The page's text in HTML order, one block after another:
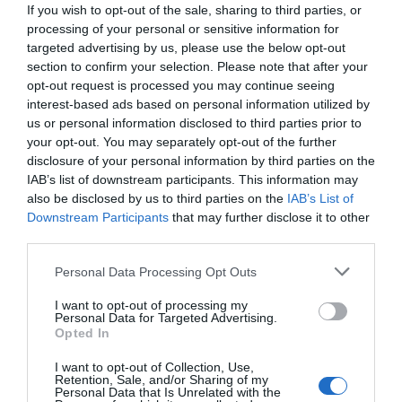
If you wish to opt-out of the sale, sharing to third parties, or
processing of your personal or sensitive information for
targeted advertising by us, please use the below opt-out
section to confirm your selection. Please note that after your
opt-out request is processed you may continue seeing
interest-based ads based on personal information utilized by
us or personal information disclosed to third parties prior to
your opt-out. You may separately opt-out of the further
disclosure of your personal information by third parties on the
IAB’s list of downstream participants. This information may
also be disclosed by us to third parties on the IAB’s List of
Downstream Participants that may further disclose it to other
Personal Data Processing Opt Outs
I want to opt-out of processing my
Personal Data for Targeted Advertising.
Opted In
I want to opt-out of Collection, Use,
Retention, Sale, and/or Sharing of my
Personal Data that Is Unrelated with the
Τι να πω
Η μοντελα του ΠΑΣΟΚ δεν λεει για τα
στραβα τους ας μας πει ποσες ωρες την
βρισκης για εξέταση φωτογραφιες σαν τις
αντιδημαρχους και εκδηλωσεις ειναι
Ξεκάθαρα
14/05 - 16:42
είναι πίσω από την αποχώρηση των
ταλαιπωριούνται 40 χιλ άνθρωποι για να
κάνει πολιτική καριέρα ένα συγκεκριμένο
πρόσωπο να λέμε την αλήθεια εδώ μέσα
εντάξει …..έχουν εργαλειοποίησει τους